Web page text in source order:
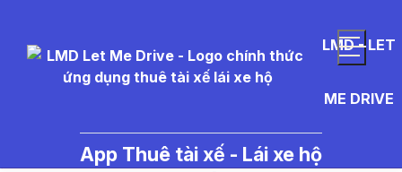
LMD - LET
ME DRIVE
App Thuê tài xế - Lái xe hộ
Mazda%20BT-50 - Tin Tức Thuê